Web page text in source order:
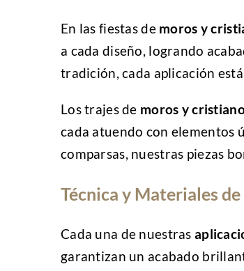
En las fiestas de moros y
a cada diseño, logrando
tradición, cada aplicación
Los trajes de moros y
cada atuendo con elementos
comparsas, nuestras piezas
Técnica y Materiales
Cada una de nuestras
garantizan un acabado